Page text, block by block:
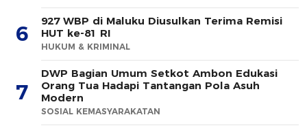
6
927 WBP di Maluku Diusulkan Terima Remisi
HUT ke-81 RI
HUKUM & KRIMINAL
7
DWP Bagian Umum Setkot Ambon Edukasi
Orang Tua Hadapi Tantangan Pola Asuh
Modern
SOSIAL KEMASYARAKATAN